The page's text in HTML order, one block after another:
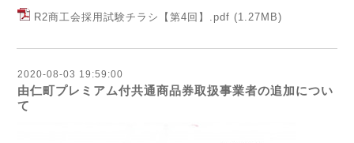
R2商工会採用試験チラシ【第4回】.pdf (1.27MB)
2020-08-03 19:59:00
由仁町プレミアム付共通商品券取扱事業者の追加につい
て